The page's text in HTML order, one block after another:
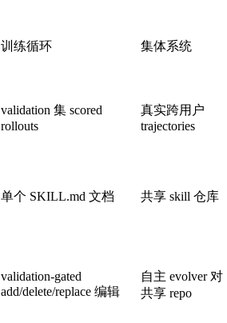
训练循环 集体系统
validation 集 scored
rollouts
真实跨用户
trajectories
单个 SKILL.md 文档 共享 skill 仓库
validation-gated
add/delete/replace 编辑
自主 evolver 对
共享 repo